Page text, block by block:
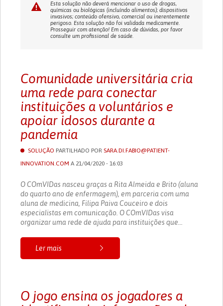
Esta solução não deverá mencionar o uso de drogas,
químicas ou biológicas (incluíndo alimentos); dispositivos
invasivos; conteúdo ofensivo, comercial ou inerentemente
perigoso. Esta solução não foi validada medicamente.
Prosseguir com atenção! Em caso de dúvidas, por favor
consulte um profissional de saúde.
Comunidade universitária cria
uma rede para conectar
instituições a voluntários e
apoiar idosos durante a
pandemia
SOLUÇÃO PARTILHADO POR SARA.DI.FABIO@PATIENT-
INNOVATION.COM A 21/04/2020 - 16:03
O COmVIDas nasceu graças a Rita Almeida e Brito (aluna
do quarto ano de enfermagem), em parceria com uma
aluna de medicina, Filipa Paiva Couceiro e dois
especialistas em comunicação. O COmVIDas visa
organizar uma rede de ajuda para instituições que...
Ler mais
O jogo ensina os jogadores a